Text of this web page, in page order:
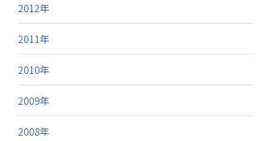
2012年
2011年
2010年
2009年
2008年